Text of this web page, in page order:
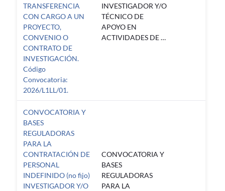
TRANSFERENCIA
CON CARGO A UN
PROYECTO,
CONVENIO O
CONTRATO DE
INVESTIGACIÓN.
Código
Convocatoria:
2026/L1LL/01.
INVESTIGADOR Y/O
TÉCNICO DE
APOYO EN
ACTIVIDADES DE …
CONVOCATORIA Y
BASES
REGULADORAS
PARA LA
CONTRATACIÓN DE
PERSONAL
INDEFINIDO (no fijo)
INVESTIGADOR Y/O
CONVOCATORIA Y
BASES
REGULADORAS
PARA LA